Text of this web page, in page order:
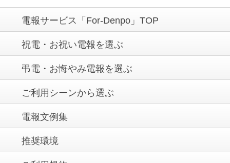
電報サービス「For-Denpo」TOP
祝電・お祝い電報を選ぶ
弔電・お悔やみ電報を選ぶ
ご利用シーンから選ぶ
電報文例集
推奨環境